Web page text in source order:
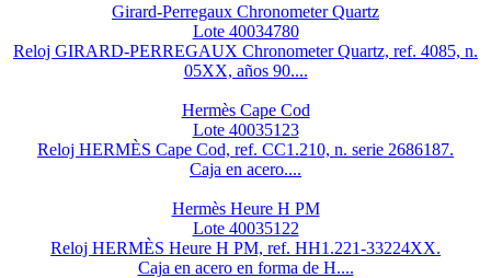
Girard-Perregaux Chronometer Quartz
Lote 40034780
Reloj GIRARD-PERREGAUX Chronometer Quartz, ref. 4085, n.
05XX, años 90....
Hermès Cape Cod
Lote 40035123
Reloj HERMÈS Cape Cod, ref. CC1.210, n. serie 2686187.
Caja en acero....
Hermès Heure H PM
Lote 40035122
Reloj HERMÈS Heure H PM, ref. HH1.221-33224XX.
Caja en acero en forma de H....